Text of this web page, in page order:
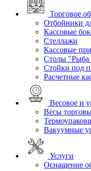
Торговое
Отбойники
Кассовые
Стеллажи
Кассовые
Столы "Рыба
Стойки под
Расчетные
Весовое и
Весы
Вакуумные
Услуги
Оснащение